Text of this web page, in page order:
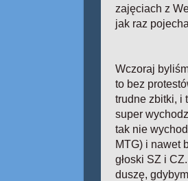
zajęciach z
jak raz
Wczoraj
to bez
trudne zbitki, i
super
tak nie
MTG) i nawet
głoski SZ i
duszę,